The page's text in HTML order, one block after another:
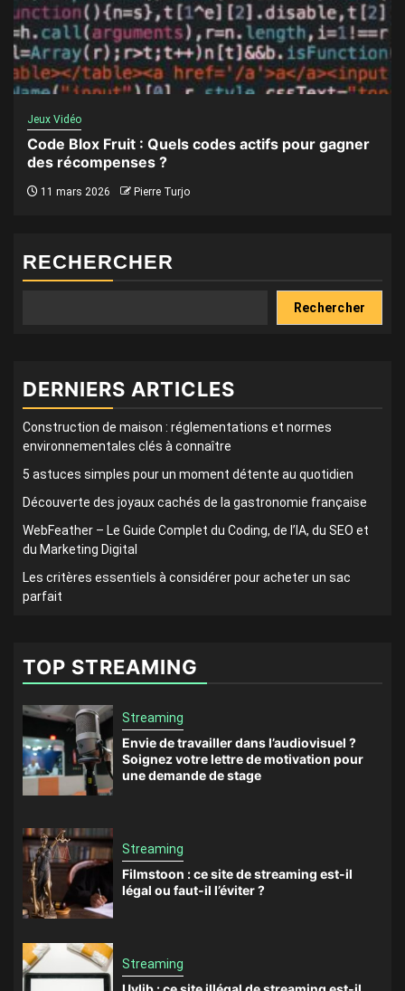
Jeux Vidéo
Code Blox Fruit : Quels codes actifs pour gagner
des récompenses ?
11 mars 2026 Pierre Turjo
RECHERCHER
Rechercher
DERNIERS ARTICLES
Construction de maison : réglementations et normes
environnementales clés à connaître
5 astuces simples pour un moment détente au quotidien
Découverte des joyaux cachés de la gastronomie française
WebFeather – Le Guide Complet du Coding, de l’IA, du SEO et
du Marketing Digital
Les critères essentiels à considérer pour acheter un sac
parfait
TOP STREAMING
Streaming
Envie de travailler dans l’audiovisuel ?
Soignez votre lettre de motivation pour
une demande de stage
Streaming
Filmstoon : ce site de streaming est-il
légal ou faut-il l’éviter ?
Streaming